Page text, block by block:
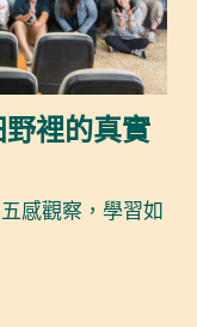
野裡的真實
感觀察，學習如